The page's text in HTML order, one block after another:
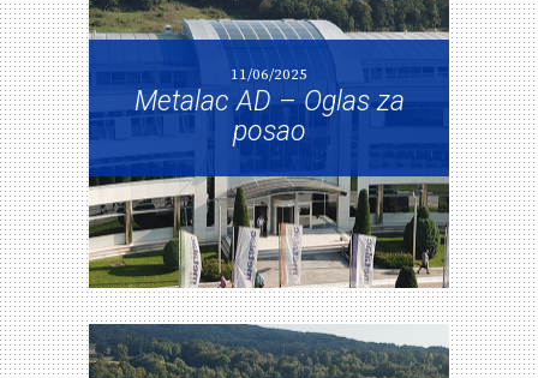
11/06/2025
Metalac AD – Oglas za
posao